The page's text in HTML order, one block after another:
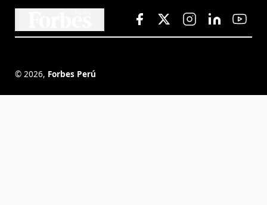
© 2026, Forbes Perú